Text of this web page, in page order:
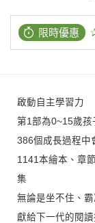
限時優惠
啟動自主學習力
第1部為0~15歲孩
386個成長過程中
1141本繪本、章
集
無論是坐不住、
獻給下一代的閱